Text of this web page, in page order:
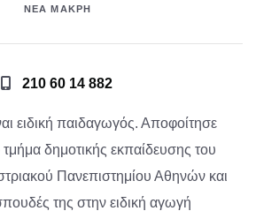
ΝΈΑ ΜΆΚΡΗ
210 60 14 882
ειδική παιδαγωγός. Αποφοίτησε
δημοτικής εκπαίδευσης του
Πανεπιστημίου Αθηνών και
της στην ειδική αγωγή